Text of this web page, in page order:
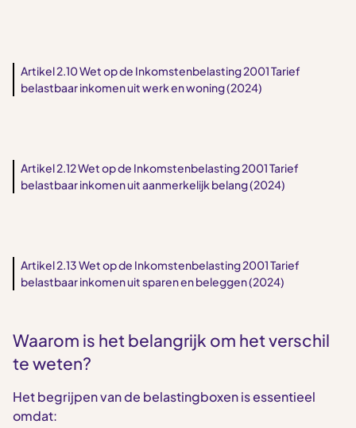
Artikel 2.10 Wet op de Inkomstenbelasting 2001 Tarief
belastbaar inkomen uit werk en woning (2024)
Artikel 2.12 Wet op de Inkomstenbelasting 2001 Tarief
belastbaar inkomen uit aanmerkelijk belang (2024)
Artikel 2.13 Wet op de Inkomstenbelasting 2001 Tarief
belastbaar inkomen uit sparen en beleggen (2024)
Waarom is het belangrijk om het verschil
te weten?
Het begrijpen van de belastingboxen is essentieel
omdat: